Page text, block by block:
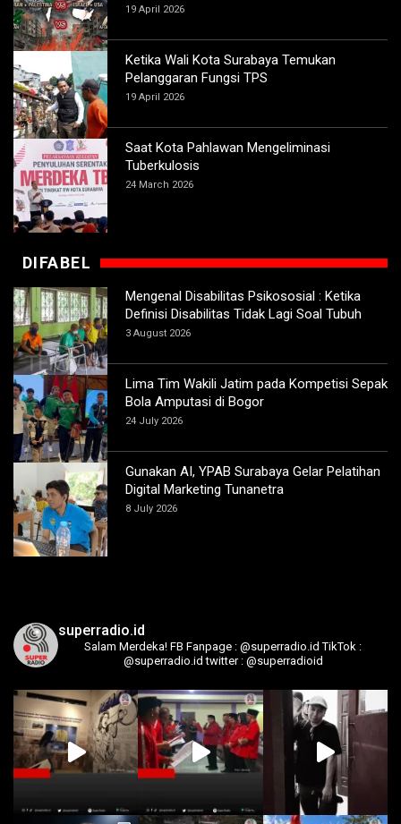
19 April 2026
Ketika Wali Kota Surabaya Temukan
Pelanggaran Fungsi TPS
19 April 2026
Saat Kota Pahlawan Mengeliminasi
Tuberkulosis
24 March 2026
DIFABEL
Mengenal Disabilitas Psikososial : Ketika
Definisi Disabilitas Tidak Lagi Soal Tubuh
3 August 2026
Lima Tim Wakili Jatim pada Kompetisi Sepak
Bola Amputasi di Bogor
24 July 2026
Gunakan AI, YPAB Surabaya Gelar Pelatihan
Digital Marketing Tunanetra
8 July 2026
superradio.id
Salam Merdeka! FB Fanpage : @superradio.id TikTok :
@superradio.id twitter : @superradioid